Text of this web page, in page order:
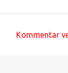
Kommentar